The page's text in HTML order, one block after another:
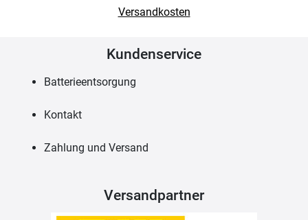
Versandkosten
Kundenservice
Batterieentsorgung
Kontakt
Zahlung und Versand
Versandpartner